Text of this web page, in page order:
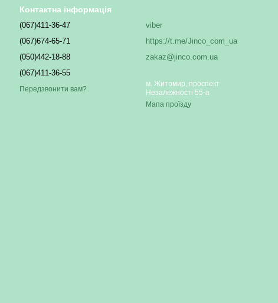
Контактна інформація
(067)411-36-47
(067)674-65-71
(050)442-18-88
(067)411-36-55
Передзвонити вам?
viber
https://t.me/Jinco_com_ua
zakaz@jinco.com.ua
м. Житомир, проспект
Незалежності 55-а
Мапа проїзду